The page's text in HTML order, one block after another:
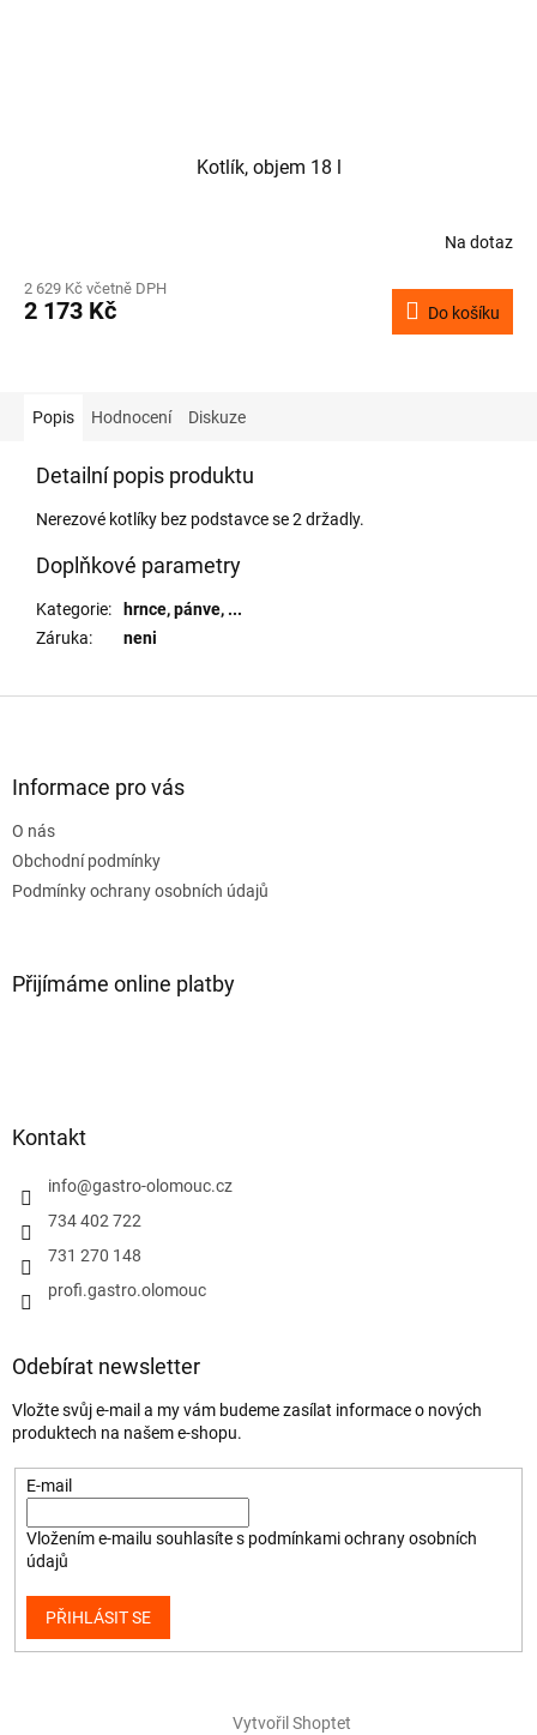
Kotlík, objem 18 l
Na dotaz
2 629 Kč včetně DPH
2 173 Kč Do košíku
Popis Hodnocení Diskuze
Detailní popis produktu
Nerezové kotlíky bez podstavce se 2 držadly.
Doplňkové parametry
Kategorie:
hrnce, pánve, ...
Záruka: neni
Informace pro vás
O nás
Obchodní podmínky
Podmínky ochrany osobních údajů
Přijímáme online platby
Kontakt
info@gastro-olomouc.cz
734 402 722
731 270 148
profi.gastro.olomouc
Odebírat newsletter
Vložte svůj e-mail a my vám budeme zasílat informace o nových
produktech na našem e-shopu.
E-mail
Vložením e-mailu souhlasíte s podmínkami ochrany osobních
údajů
PŘIHLÁSIT SE
Vytvořil Shoptet